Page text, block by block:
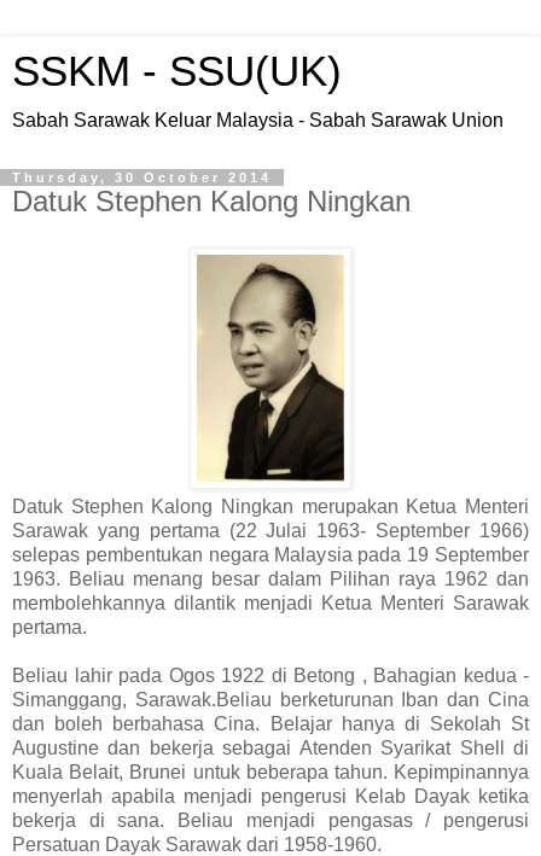
SSKM - SSU(UK)
Sabah Sarawak Keluar Malaysia - Sabah Sarawak Union
Thursday, 30 October 2014
Datuk Stephen Kalong Ningkan
Datuk Stephen Kalong Ningkan merupakan Ketua Menteri
Sarawak yang pertama (22 Julai 1963- September 1966)
selepas pembentukan negara Malaysia pada 19 September
1963. Beliau menang besar dalam Pilihan raya 1962 dan
membolehkannya dilantik menjadi Ketua Menteri Sarawak
pertama.
Beliau lahir pada Ogos 1922 di Betong , Bahagian kedua -
Simanggang, Sarawak.Beliau berketurunan Iban dan Cina
dan boleh berbahasa Cina. Belajar hanya di Sekolah St
Augustine dan bekerja sebagai Atenden Syarikat Shell di
Kuala Belait, Brunei untuk beberapa tahun. Kepimpinannya
menyerlah apabila menjadi pengerusi Kelab Dayak ketika
bekerja di sana. Beliau menjadi pengasas / pengerusi
Persatuan Dayak Sarawak dari 1958-1960.